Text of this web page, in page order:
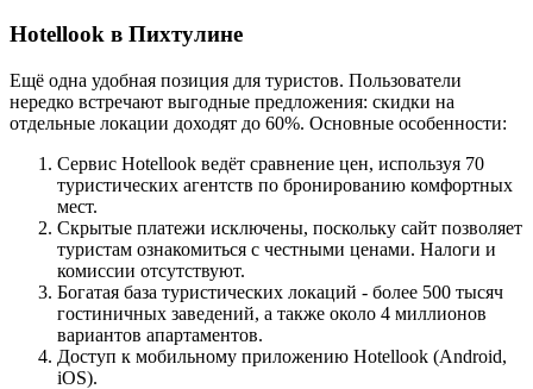
Hotellook в Пихтулине
Ещё одна удобная позиция для туристов. Пользователи
нередко встречают выгодные предложения: скидки на
отдельные локации доходят до 60%. Основные особенности:
Сервис Hotellook ведёт сравнение цен, используя 70
туристических агентств по бронированию комфортных
мест.
Скрытые платежи исключены, поскольку сайт позволяет
туристам ознакомиться с честными ценами. Налоги и
комиссии отсутствуют.
Богатая база туристических локаций - более 500 тысяч
гостиничных заведений, а также около 4 миллионов
вариантов апартаментов.
Доступ к мобильному приложению Hotellook (Android,
iOS).